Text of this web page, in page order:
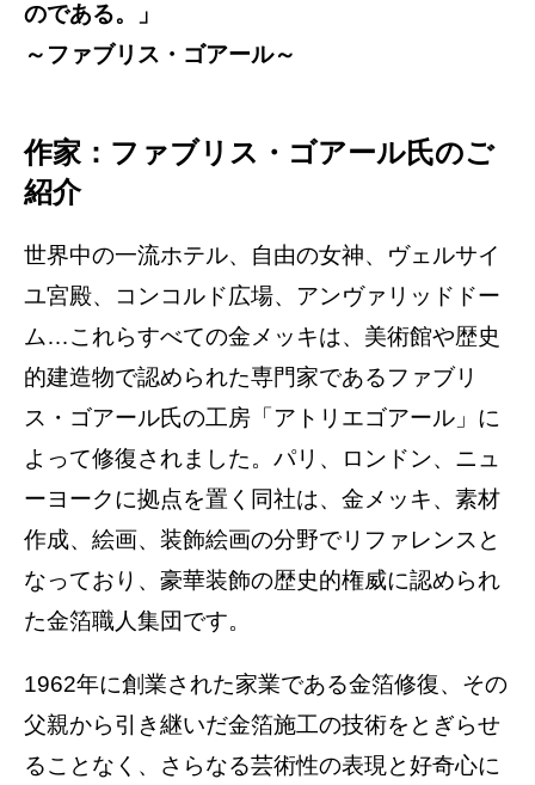
のである。」
～ファブリス・ゴアール～
作家：ファブリス・ゴアール氏のご
紹介
世界中の一流ホテル、自由の女神、ヴェルサイ
ユ宮殿、コンコルド広場、アンヴァリッドドー
ム…これらすべての金メッキは、美術館や歴史
的建造物で認められた専門家であるファブリ
ス・ゴアール氏の工房「アトリエゴアール」に
よって修復されました。パリ、ロンドン、ニュ
ーヨークに拠点を置く同社は、金メッキ、素材
作成、絵画、装飾絵画の分野でリファレンスと
なっており、豪華装飾の歴史的権威に認められ
た金箔職人集団です。
1962年に創業された家業である金箔修復、その
父親から引き継いだ金箔施工の技術をとぎらせ
ることなく、さらなる芸術性の表現と好奇心に